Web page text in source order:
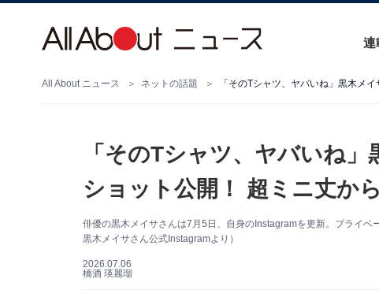
連
All About ニュース ネットの話題
「そのTシャツ、ヤバいね
ショット公開！ 超ミニ丈か
俳優の黒木メイサさんは7月5日、自身のInstagramを更新。プライベ
黒木メイサさん公式Instagramより）
2026.07.06
橋酒 瑛麗瑠